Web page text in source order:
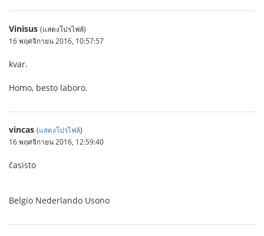
Vinisus (แสดงโปรไฟล์)
16 พฤศจิกายน 2016, 10:57:57
kvar.
Homo, besto laboro.
vincas (แสดงโปรไฟล์)
16 พฤศจิกายน 2016, 12:59:40
ĉasisto
Belgio Nederlando Usono